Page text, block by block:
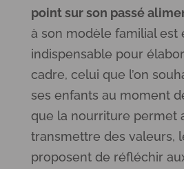
point sur son passé
à son modèle familial est
indispensable pour
cadre, celui que l’on
ses enfants au moment
que la nourriture permet
transmettre des valeurs,
proposent de réfléchir